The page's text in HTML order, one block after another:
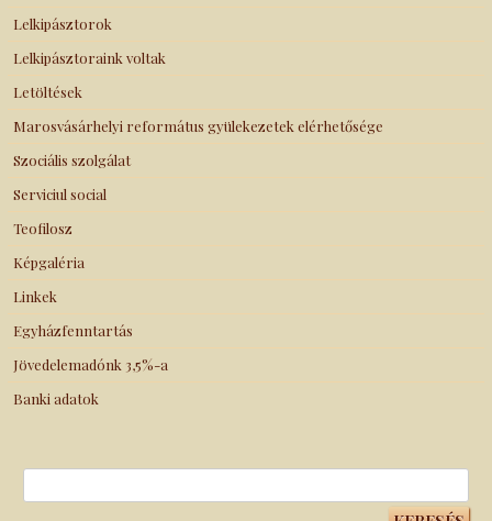
Lelkipásztorok
Lelkipásztoraink voltak
Letöltések
Marosvásárhelyi református gyülekezetek elérhetősége
Szociális szolgálat
Serviciul social
Teofilosz
Képgaléria
Linkek
Egyházfenntartás
Jövedelemadónk 3,5%-a
Banki adatok